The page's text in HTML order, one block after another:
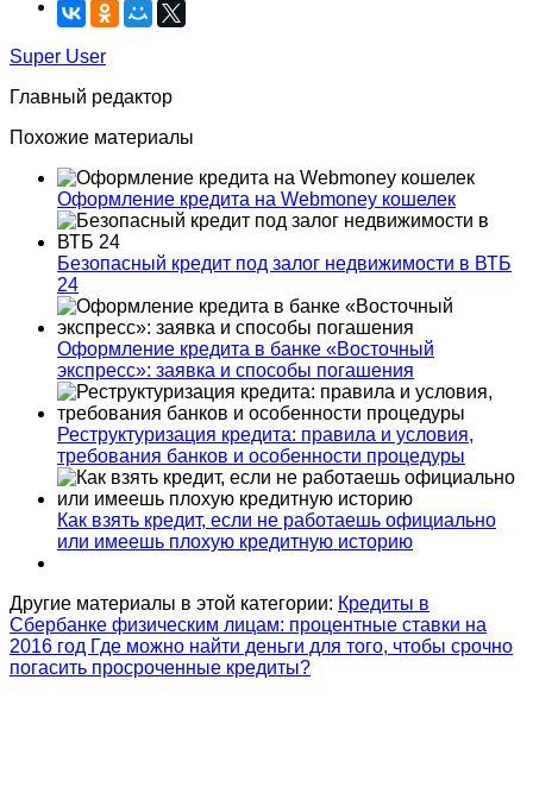
Super User
Главный редактор
Похожие материалы
Оформление кредита на Webmoney кошелек
Безопасный кредит под залог недвижимости в ВТБ
24
Оформление кредита в банке «Восточный
экспресс»: заявка и способы погашения
Реструктуризация кредита: правила и условия,
требования банков и особенности процедуры
Как взять кредит, если не работаешь официально
или имеешь плохую кредитную историю
Другие материалы в этой категории: Кредиты в
Сбербанке физическим лицам: процентные ставки на
2016 год Где можно найти деньги для того, чтобы срочно
погасить просроченные кредиты?